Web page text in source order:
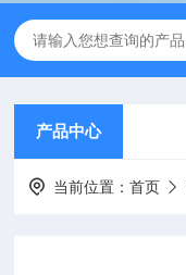
产品中心
当前位置：首页